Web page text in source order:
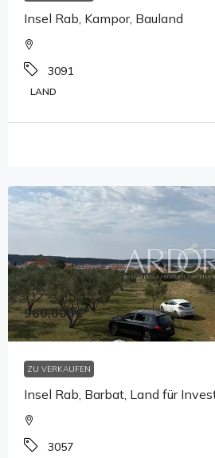
Insel Rab, Kampor, Bauland
3091
LAND
960,000€
ZU VERKAUFEN
Insel Rab, Barbat, Land für
3057